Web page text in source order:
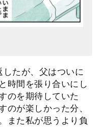
たが、父はついに
時間を張り合いにし
のを期待していた
のが楽しかった分、
また私が思うより負